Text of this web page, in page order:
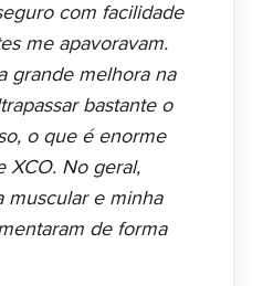
com facilidade
me apavoravam.
grande melhora na
bastante o
o que é enorme
XCO. No geral,
muscular e minha
de forma